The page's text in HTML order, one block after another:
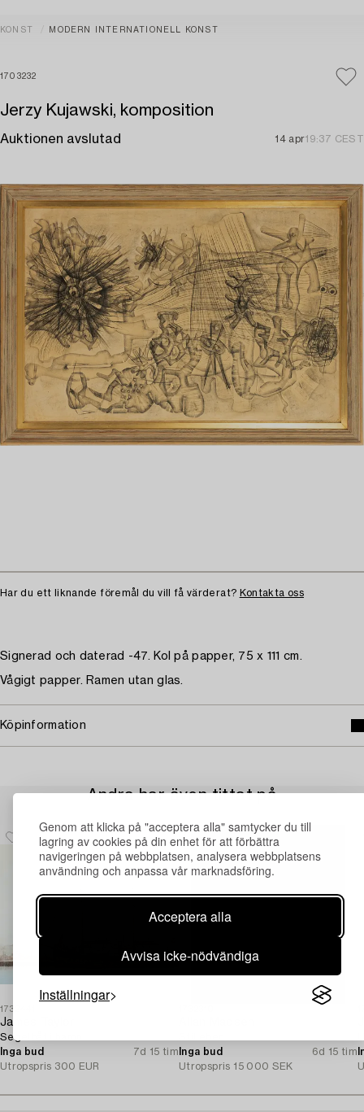
Genom att klicka på "acceptera alla" samtycker du till
lagring av cookies på din enhet för att förbättra
navigeringen på webbplatsen, analysera webbplatsens
användning och anpassa vår marknadsföring.
Acceptera alla
Avvisa icke-nödvändiga
Inställningar
KONST MODERN INTERNATIONELL KONST
1703232
Jerzy Kujawski, komposition
Auktionen avslutad 14 apr19:37 CEST
Har du ett liknande föremål du vill få värderat? Kontakta oss
Signerad och daterad -47. Kol på papper, 75 x 111 cm.
Vågigt papper. Ramen utan glas.
Köpinformation
Andra har även tittat på
1732441
James Taylor
Segelbåt i hamn.
Inga bud
7d 15 tim
Utropspris 300 EUR
Inga bud
6d 15 tim
Utropspris 15 000 SEK